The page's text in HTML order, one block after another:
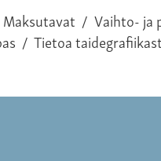
Maksutavat / Vaihto- ja
/ Tietoa